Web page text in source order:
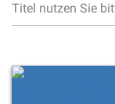
Titel nutzen Sie